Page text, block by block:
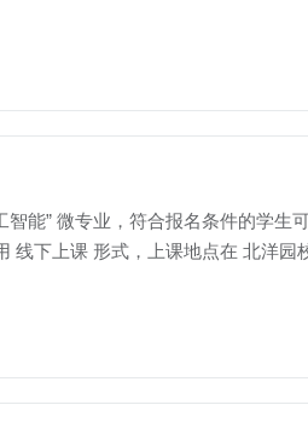
能” 微专业，符合报名条件的学生
下上课 形式，上课地点在 北洋